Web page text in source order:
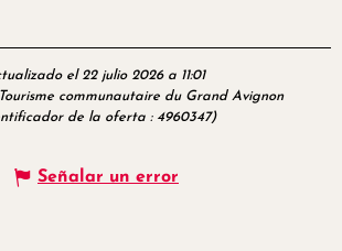
el 22 julio 2026 a 11:01
communautaire du Grand Avignon
de la oferta : 4960347)
Señalar un error